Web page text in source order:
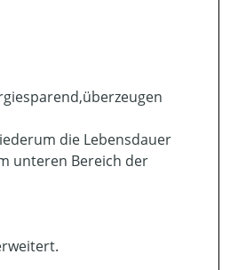
die Lebensdauer
unteren Bereich der